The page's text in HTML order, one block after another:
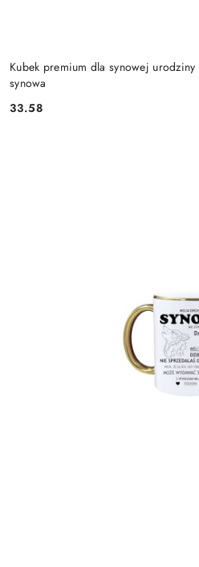
Kubek premium dla synowej
synowa
Cena:
33.58